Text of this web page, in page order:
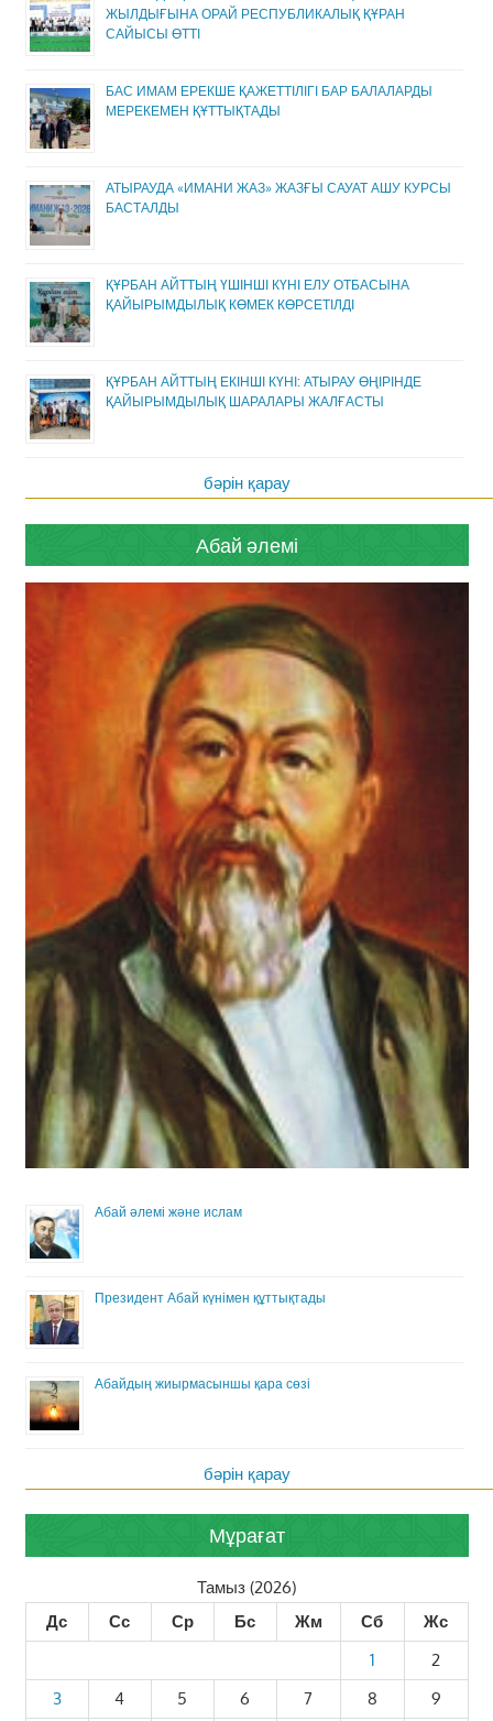
ЖЫЛДЫҒЫНА ОРАЙ РЕСПУБЛИКАЛЫҚ ҚҰРАН
САЙЫСЫ ӨТТІ
БАС ИМАМ ЕРЕКШЕ ҚАЖЕТТІЛІГІ БАР БАЛАЛАРДЫ
МЕРЕКЕМЕН ҚҰТТЫҚТАДЫ
АТЫРАУДА «ИМАНИ ЖАЗ» ЖАЗҒЫ САУАТ АШУ КУРСЫ
БАСТАЛДЫ
ҚҰРБАН АЙТТЫҢ ҮШІНШІ КҮНІ ЕЛУ ОТБАСЫНА
ҚАЙЫРЫМДЫЛЫҚ КӨМЕК КӨРСЕТІЛДІ
ҚҰРБАН АЙТТЫҢ ЕКІНШІ КҮНІ: АТЫРАУ ӨҢІРІНДЕ
ҚАЙЫРЫМДЫЛЫҚ ШАРАЛАРЫ ЖАЛҒАСТЫ
бәрін қарау
Абай әлемі
Абай әлемі және ислам
Президент Абай күнімен құттықтады
Абайдың жиырмасыншы қара сөзі
бәрін қарау
Мұрағат
Тамыз (2026)
Дс
Сс Ср Бс Жм Сб
Жс
1
2
3
4 5 6 7 8
9